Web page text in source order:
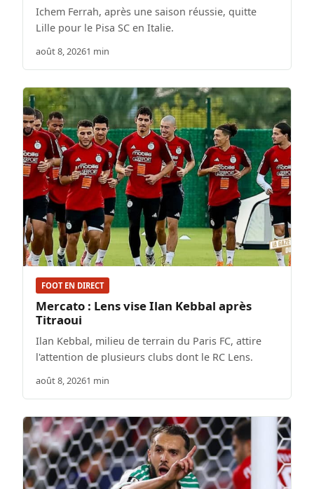
Ichem Ferrah, après une saison réussie, quitte
Lille pour le Pisa SC en Italie.
août 8, 20261 min
FOOT EN DIRECT
Mercato : Lens vise Ilan Kebbal après
Titraoui
Ilan Kebbal, milieu de terrain du Paris FC, attire
l'attention de plusieurs clubs dont le RC Lens.
août 8, 20261 min